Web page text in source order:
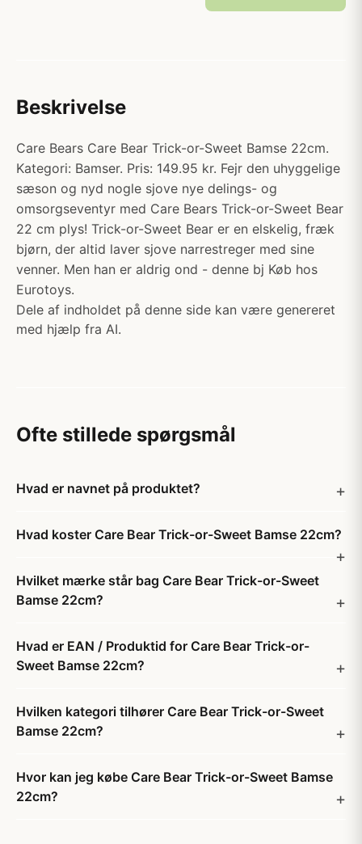
Beskrivelse
Care Bears Care Bear Trick-or-Sweet Bamse 22cm.
Kategori: Bamser. Pris: 149.95 kr. Fejr den uhyggelige
sæson og nyd nogle sjove nye delings- og
omsorgseventyr med Care Bears Trick-or-Sweet Bear
22 cm plys! Trick-or-Sweet Bear er en elskelig, fræk
bjørn, der altid laver sjove narrestreger med sine
venner. Men han er aldrig ond - denne bj Køb hos
Eurotoys.
Dele af indholdet på denne side kan være genereret
med hjælp fra AI.
Ofte stillede spørgsmål
Hvad er navnet på produktet?
Hvad koster Care Bear Trick-or-Sweet Bamse 22cm?
Hvilket mærke står bag Care Bear Trick-or-Sweet
Bamse 22cm?
Hvad er EAN / Produktid for Care Bear Trick-or-
Sweet Bamse 22cm?
Hvilken kategori tilhører Care Bear Trick-or-Sweet
Bamse 22cm?
Hvor kan jeg købe Care Bear Trick-or-Sweet Bamse
22cm?